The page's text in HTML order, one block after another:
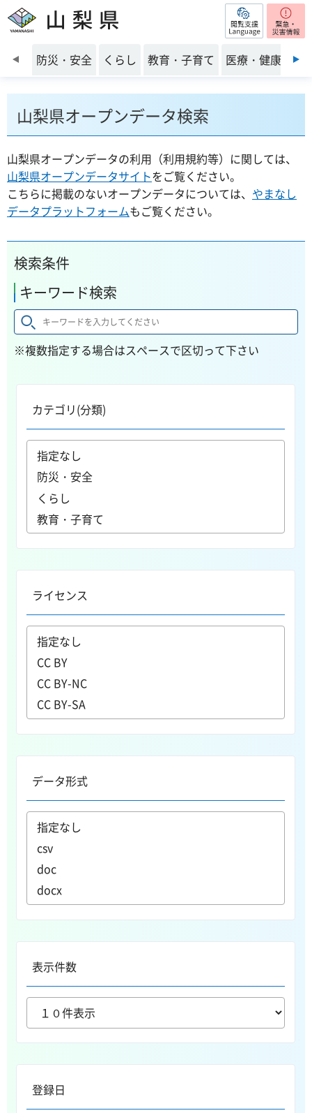
山梨県 閲覧支援
前のスライドを表示
防災・安全 くらし 教育・子育て 医療・健康・福
山梨県オープンデータ検索
山梨県オープンデータの利用（利用規約等）に関しては、
山梨県オープンデータサイトをご覧ください。
こちらに掲載のないオープンデータについては、 やまなし
データプラットフォームもご覧ください。
検索条件
キーワード検索
※複数指定する場合はスペースで区切って下さい
カテゴリ(分類)
ライセンス
データ形式
表示件数
登録日